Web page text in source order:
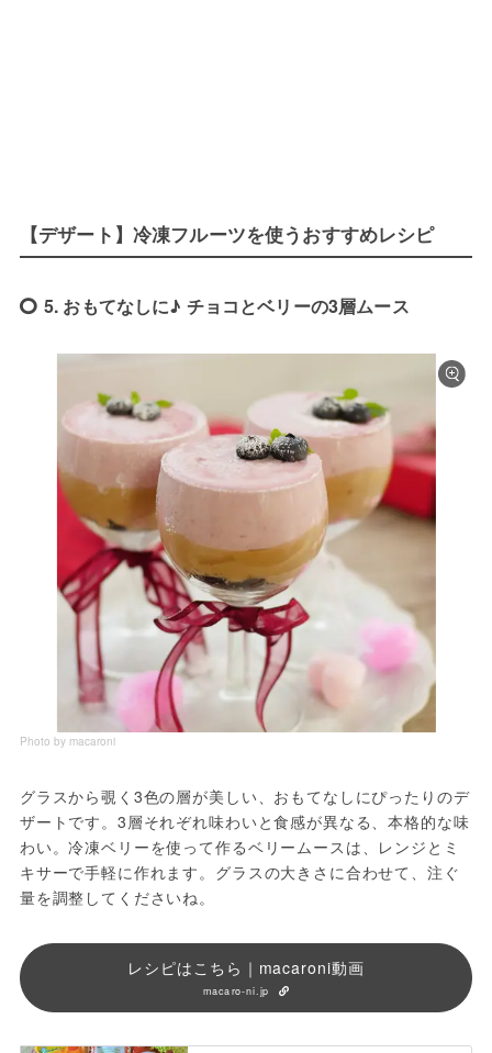
【デザート】冷凍フルーツを使うおすすめレシピ
5. おもてなしに♪ チョコとベリーの3層ムース
Photo by macaroni
グラスから覗く3色の層が美しい、おもてなしにぴったりのデ
ザートです。3層それぞれ味わいと食感が異なる、本格的な味
わい。冷凍ベリーを使って作るベリームースは、レンジとミ
キサーで手軽に作れます。グラスの大きさに合わせて、注ぐ
量を調整してくださいね。
レシピはこちら｜macaroni動画
macaro-ni.jp